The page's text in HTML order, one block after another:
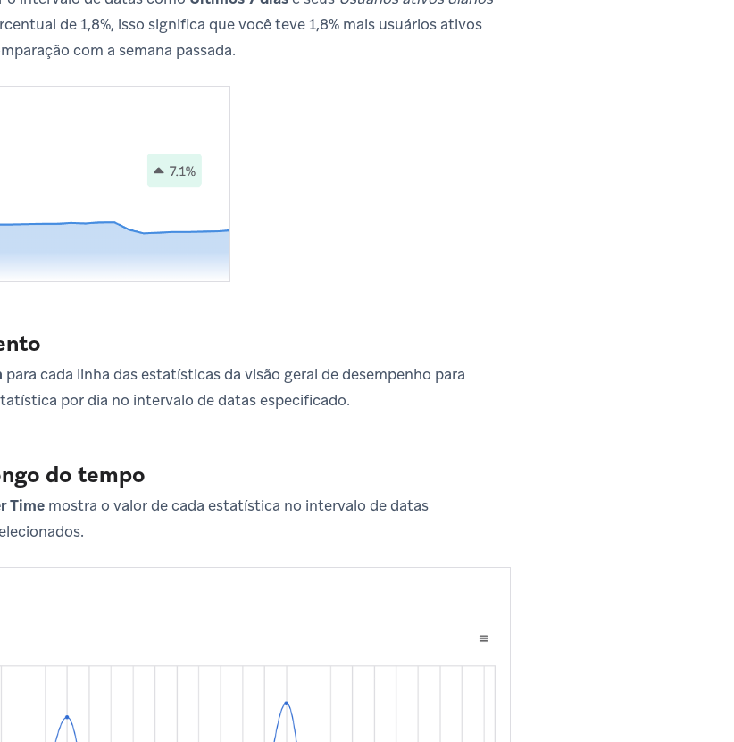
de 1,8%, isso significa que você teve 1,8% mais usuários ativos
com a semana passada.
para cada linha das estatísticas da visão geral de desempenho para
por dia no intervalo de datas especificado.
do tempo
Time mostra o valor de cada estatística no intervalo de datas